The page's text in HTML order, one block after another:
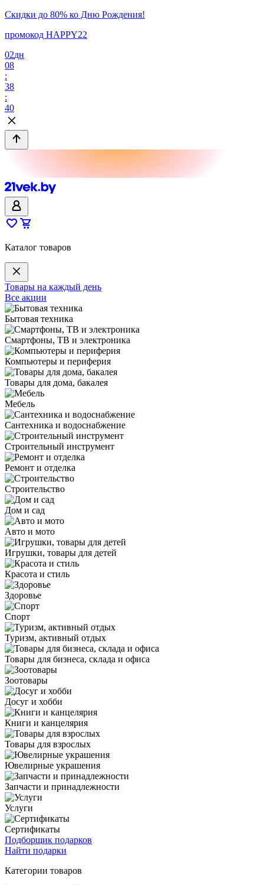
Скидки до 80% ко Дню Рождения!
промокод HAPPY22
02дн
08
:
38
:
40
Каталог товаров
Товары на каждый день
Все акции
Бытовая техника
Смартфоны, ТВ и электроника
Компьютеры и периферия
Товары для дома, бакалея
Мебель
Сантехника и водоснабжение
Строительный инструмент
Ремонт и отделка
Строительство
Дом и сад
Авто и мото
Игрушки, товары для детей
Красота и стиль
Здоровье
Спорт
Туризм, активный отдых
Товары для бизнеса, склада и офиса
Зоотовары
Досуг и хобби
Книги и канцелярия
Товары для взрослых
Ювелирные украшения
Запчасти и принадлежности
Услуги
Сертификаты
Подборщик подарков
Найти подарки
Категории товаров